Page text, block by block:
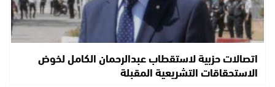
اتصالات حزبية لاستقطاب عبدالرحمان الكامل لخوض
الاستحقاقات التشريعية المقبلة